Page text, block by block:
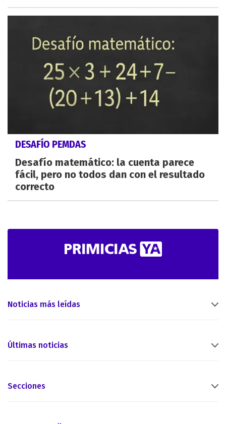
DESAFÍO PEMDAS
Desafío matemático: la cuenta parece
fácil, pero no todos dan con el resultado
correcto
Noticias más leídas
Últimas noticias
Secciones